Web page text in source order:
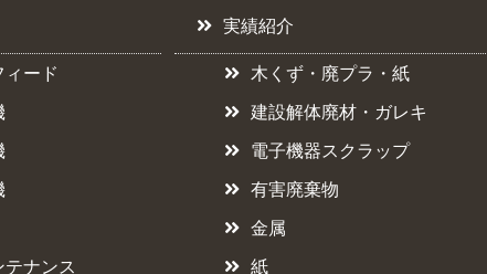
ィード
ナンス
実績紹介
木くず・廃プラ・紙
建設解体廃材・ガレキ
電子機器スクラップ
有害廃棄物
金属
紙